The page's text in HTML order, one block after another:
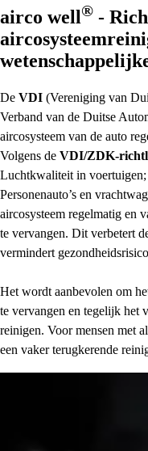
airco well® -
De VDI (Vereniging van
Verband van de Duitse
aircosysteem van de auto
Volgens de VDI/ZDK-
Luchtkwaliteit in voertuigen;
Personenauto’s en
aircosysteem regelmatig en
te vervangen. Dit verbetert
vermindert
Het wordt aanbevolen om
te vervangen en tegelijk het
reinigen. Voor mensen met
een vaker terugkerende